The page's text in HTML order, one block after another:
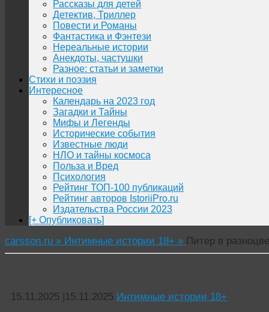
Рассказы для детей
Детектив, Триллер
Повести и Романы
Фантастика и Фэнтези
Нереальные истории
Анекдоты, частушки
Разное: статьи и заметки
Стихи и поэзия
Интересное
Календарь на 2023 год
Загадки и Тайны
Мифы и Легенды
Исторические события
Известные люди
НЛО и тайны космоса
Польза и Вред
Психология
Рейтинг ТОП-100 публикаций
Рейтинг авторов IstoriiPro.ru
Издательства России 2023
[+ Опубликовать]
carsson.ru » Интимные истории 18+ » Питер в
15.11.2025 |15.11.2025 Интимные истории 18+